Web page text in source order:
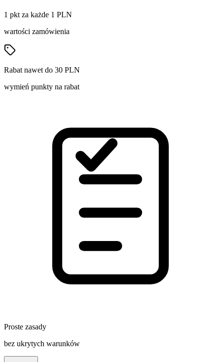
1 pkt za każde 1 PLN
wartości zamówienia
Rabat nawet do 30 PLN
wymień punkty na rabat
Proste zasady
bez ukrytych warunków